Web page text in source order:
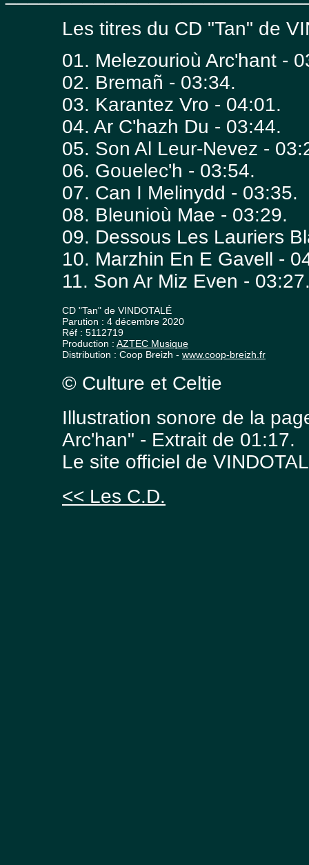
Les titres du CD "Tan" de
01. Melezourioù Arc'hant -
02. Bremañ - 03:34.
03. Karantez Vro - 04:01.
04. Ar C'hazh Du - 03:44.
05. Son Al Leur-Nevez -
06. Gouelec'h - 03:54.
07. Can I Melinydd - 03:35.
08. Bleunioù Mae - 03:29.
09. Dessous Les Lauriers
10. Marzhin En E Gavell -
11. Son Ar Miz Even -
CD "Tan" de VINDOTALÉ
Parution : 4 décembre 2020
Réf : 5112719
Production : AZTEC Musique
Distribution : Coop Breizh - www.coop-breizh.fr
© Culture et Celtie
Illustration sonore de la
Arc'han" - Extrait de 01:17.
Le site officiel de
<< Les C.D.